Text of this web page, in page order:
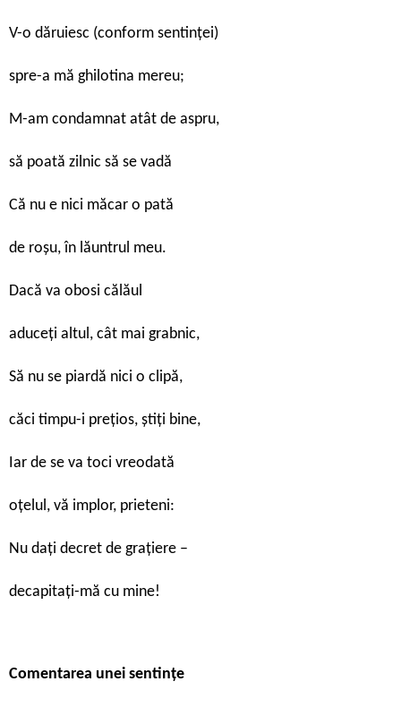
V-o dăruiesc (conform sentinței)
spre-a mă ghilotina mereu;
M-am condamnat atât de aspru,
să poată zilnic să se vadă
Că nu e nici măcar o pată
de roșu, în lăuntrul meu.
Dacă va obosi călăul
aduceți altul, cât mai grabnic,
Să nu se piardă nici o clipă,
căci timpu-i prețios, știți bine,
Iar de se va toci vreodată
oțelul, vă implor, prieteni:
Nu dați decret de grațiere –
decapitați-mă cu mine!
Comentarea unei sentințe